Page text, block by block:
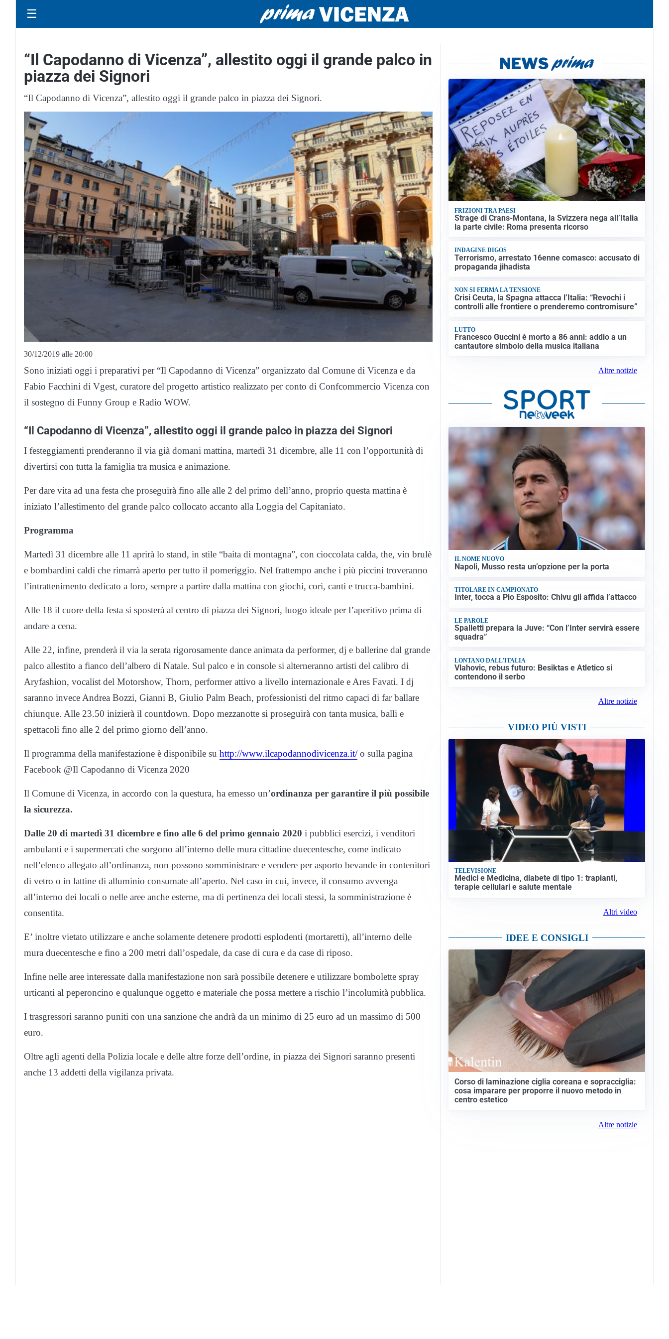
☰
“Il Capodanno di Vicenza”, allestito oggi il grande palco in
piazza dei Signori
“Il Capodanno di Vicenza”, allestito oggi il grande palco in piazza dei Signori.
30/12/2019 alle 20:00
Sono iniziati oggi i preparativi per “Il Capodanno di Vicenza” organizzato dal Comune di Vicenza e da
Fabio Facchini di Vgest, curatore del progetto artistico realizzato per conto di Confcommercio Vicenza con
il sostegno di Funny Group e Radio WOW.
“Il Capodanno di Vicenza”, allestito oggi il grande palco in piazza dei Signori
I festeggiamenti prenderanno il via già domani mattina, martedì 31 dicembre, alle 11 con l’opportunità di
divertirsi con tutta la famiglia tra musica e animazione.
Per dare vita ad una festa che proseguirà fino alle alle 2 del primo dell’anno, proprio questa mattina è
iniziato l’allestimento del grande palco collocato accanto alla Loggia del Capitaniato.
Programma
Martedì 31 dicembre alle 11 aprirà lo stand, in stile “baita di montagna”, con cioccolata calda, the, vin brulè
e bombardini caldi che rimarrà aperto per tutto il pomeriggio. Nel frattempo anche i più piccini troveranno
l’intrattenimento dedicato a loro, sempre a partire dalla mattina con giochi, cori, canti e trucca-bambini.
Alle 18 il cuore della festa si sposterà al centro di piazza dei Signori, luogo ideale per l’aperitivo prima di
andare a cena.
Alle 22, infine, prenderà il via la serata rigorosamente dance animata da performer, dj e ballerine dal grande
palco allestito a fianco dell’albero di Natale. Sul palco e in console si alterneranno artisti del calibro di
Aryfashion, vocalist del Motorshow, Thorn, performer attivo a livello internazionale e Ares Favati. I dj
saranno invece Andrea Bozzi, Gianni B, Giulio Palm Beach, professionisti del ritmo capaci di far ballare
chiunque. Alle 23.50 inizierà il countdown. Dopo mezzanotte si proseguirà con tanta musica, balli e
spettacoli fino alle 2 del primo giorno dell’anno.
Il programma della manifestazione è disponibile su http://www.ilcapodannodivicenza.it/o sulla pagina
Facebook @Il Capodanno di Vicenza 2020
Il Comune di Vicenza, in accordo con la questura, ha emesso un’ordinanza per garantire il più possibile
la sicurezza.
Dalle 20 di martedì 31 dicembre e fino alle 6 del primo gennaio 2020 i pubblici esercizi, i venditori
ambulanti e i supermercati che sorgono all’interno delle mura cittadine duecentesche, come indicato
nell’elenco allegato all’ordinanza, non possono somministrare e vendere per asporto bevande in contenitori
di vetro o in lattine di alluminio consumate all’aperto. Nel caso in cui, invece, il consumo avvenga
all’interno dei locali o nelle aree anche esterne, ma di pertinenza dei locali stessi, la somministrazione è
consentita.
E’ inoltre vietato utilizzare e anche solamente detenere prodotti esplodenti (mortaretti), all’interno delle
mura duecentesche e fino a 200 metri dall’ospedale, da case di cura e da case di riposo.
Infine nelle aree interessate dalla manifestazione non sarà possibile detenere e utilizzare bombolette spray
urticanti al peperoncino e qualunque oggetto e materiale che possa mettere a rischio l’incolumità pubblica.
I trasgressori saranno puniti con una sanzione che andrà da un minimo di 25 euro ad un massimo di 500
euro.
Oltre agli agenti della Polizia locale e delle altre forze dell’ordine, in piazza dei Signori saranno presenti
anche 13 addetti della vigilanza privata.
FRIZIONI TRA PAESI
Strage di Crans-Montana, la Svizzera nega all’Italia
la parte civile: Roma presenta ricorso
INDAGINE DIGOS
Terrorismo, arrestato 16enne comasco: accusato di
propaganda jihadista
NON SI FERMA LA TENSIONE
Crisi Ceuta, la Spagna attacca l’Italia: “Revochi i
controlli alle frontiere o prenderemo contromisure”
LUTTO
Francesco Guccini è morto a 86 anni: addio a un
cantautore simbolo della musica italiana
Altre notizie
IL NOME NUOVO
Napoli, Musso resta un’opzione per la porta
TITOLARE IN CAMPIONATO
Inter, tocca a Pio Esposito: Chivu gli affida l’attacco
LE PAROLE
Spalletti prepara la Juve: “Con l’Inter servirà essere
squadra”
LONTANO DALL'ITALIA
Vlahovic, rebus futuro: Besiktas e Atletico si
contendono il serbo
Altre notizie
VIDEO PIÙ VISTI
TELEVISIONE
Medici e Medicina, diabete di tipo 1: trapianti,
terapie cellulari e salute mentale
Altri video
IDEE E CONSIGLI
Corso di laminazione ciglia coreana e sopracciglia:
cosa imparare per proporre il nuovo metodo in
centro estetico
Altre notizie